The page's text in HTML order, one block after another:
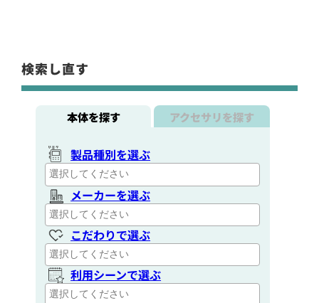
検索し直す
本体を探す アクセサリを探す
製品種別を選ぶ
メーカーを選ぶ
こだわりで選ぶ
利用シーンで選ぶ